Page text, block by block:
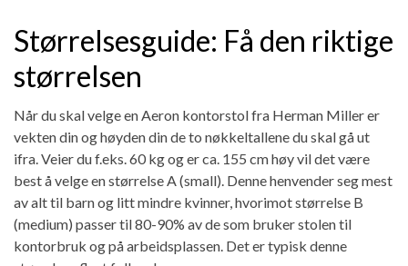
Størrelsesguide: Få den riktige
størrelsen
Når du skal velge en Aeron kontorstol fra Herman Miller er
vekten din og høyden din de to nøkkeltallene du skal gå ut
ifra. Veier du f.eks. 60 kg og er ca. 155 cm høy vil det være
best å velge en størrelse A (small). Denne henvender seg mest
av alt til barn og litt mindre kvinner, hvorimot størrelse B
(medium) passer til 80-90% av de som bruker stolen til
kontorbruk og på arbeidsplassen. Det er typisk denne